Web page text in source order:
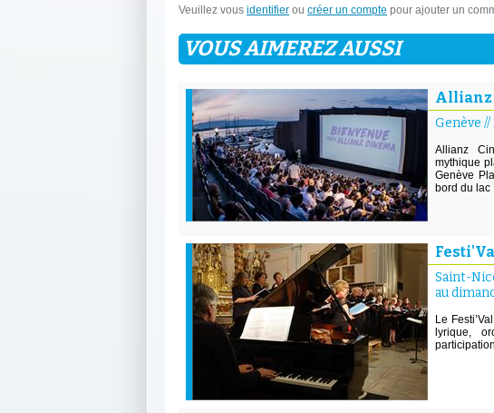
Veuillez vous identifier ou créer un compte pour ajouter un
VOUS AIMEREZ AUSSI
Allianz
Genève //
Allianz
mythique
Genève
bord du lac
Saint-
au
Le
lyrique,